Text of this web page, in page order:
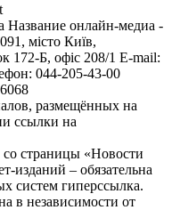
Название онлайн-медиа -
місто Київ,
Б, офіс 208/1 E-mail:
044-205-43-00
размещённых на
ссылки на
страницы «Новости
изданий – обязательна
систем гиперссылка.
в независимости от